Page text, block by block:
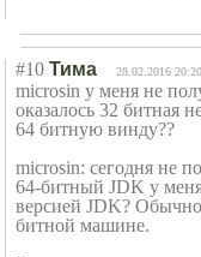
#10 Тима 28.02.2016 20:20
microsin у меня не
оказалось 32 битная
64 битную винду??
microsin: сегодня не
64-битный JDK у меня
версией JDK?
битной машине.